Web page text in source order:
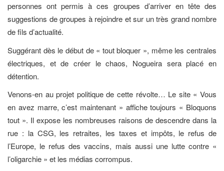
personnes ont permis à ces groupes d’arriver en tête des
suggestions de groupes à rejoindre et sur un très grand nombre
de fils d’actualité.
Suggérant dès le début de « tout bloquer », même les centrales
électriques, et de créer le chaos, Nogueira sera placé en
détention.
Venons-en au projet politique de cette révolte… Le site « Vous
en avez marre, c’est maintenant » affiche toujours « Bloquons
tout ». Il expose les nombreuses raisons de descendre dans la
rue : la CSG, les retraites, les taxes et impôts, le refus de
l’Europe, le refus des vaccins, mais aussi une lutte contre «
l’oligarchie » et les médias corrompus.